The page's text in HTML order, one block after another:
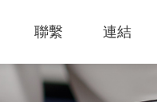
熱門應用
聯繫 連結